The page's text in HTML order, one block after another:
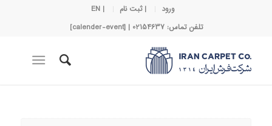
ورود | ثبت نام
| EN
تلفن تماس: 02154637 | [calender-event]